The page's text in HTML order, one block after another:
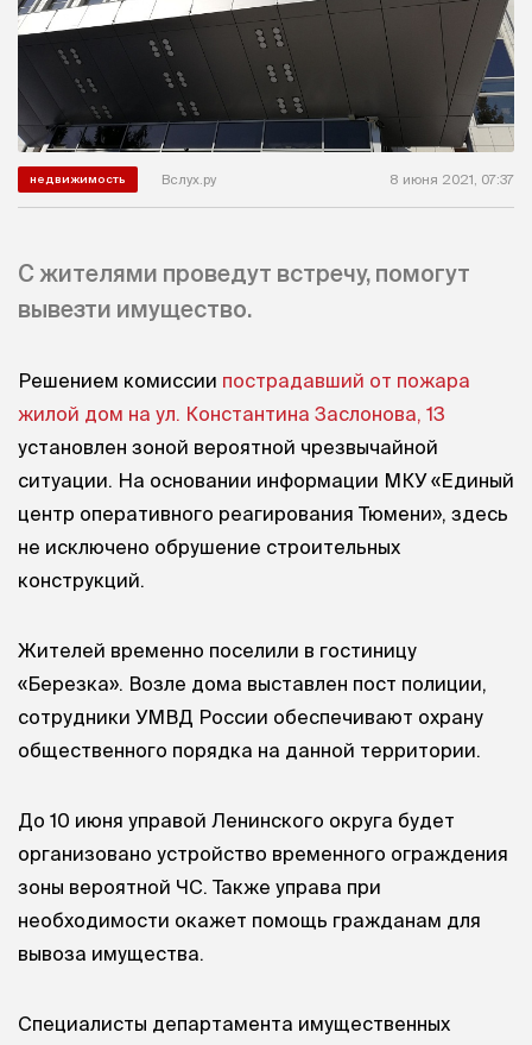
недвижимость Вслух.ру 8 июня 2021, 07:37
С жителями проведут встречу, помогут
вывезти имущество.
Решением комиссии пострадавший от пожара
жилой дом на ул. Константина Заслонова, 13
установлен зоной вероятной чрезвычайной
ситуации. На основании информации МКУ «Единый
центр оперативного реагирования Тюмени», здесь
не исключено обрушение строительных
конструкций.
Жителей временно поселили в гостиницу
«Березка». Возле дома выставлен пост полиции,
сотрудники УМВД России обеспечивают охрану
общественного порядка на данной территории.
До 10 июня управой Ленинского округа будет
организовано устройство временного ограждения
зоны вероятной ЧС. Также управа при
необходимости окажет помощь гражданам для
вывоза имущества.
Специалисты департамента имущественных